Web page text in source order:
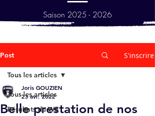
Saison 2025 - 2026
Post S'inscrire
Tous les articles
Résultats du WE
Tous les articles
Belle prestation de nos
Joris GOUZIEN
23 avr. 2022